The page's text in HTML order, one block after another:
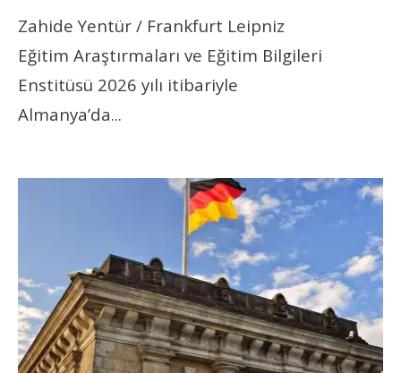
Zahide Yentür / Frankfurt Leipniz
Eğitim Araştırmaları ve Eğitim Bilgileri
Enstitüsü 2026 yılı itibariyle
Almanya’da...